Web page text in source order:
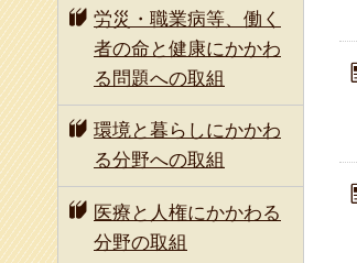
労災・職業病等、働く
者の命と健康にかかわ
る問題への取組
環境と暮らしにかかわ
る分野への取組
医療と人権にかかわる
分野の取組